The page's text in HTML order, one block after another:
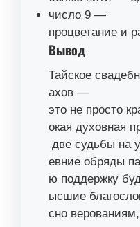
число 9 —
процветание и
Вывод
Тайское
ахов —
это не просто
окая духовная
две судьбы на
евние обряды
ю поддержку
ысшие
сно